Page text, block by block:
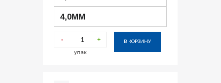
4,0ММ
- +
упак
В КОРЗИНУ